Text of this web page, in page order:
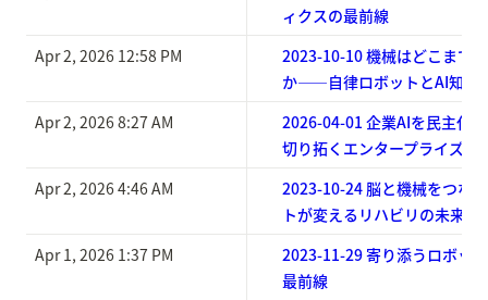
ィクスの最前線
Apr 2, 2026 12:58 PM
2023-10-10 機械はどこまで
か——自律ロボットとAI知覚
Apr 2, 2026 8:27 AM
2026-04-01 企業AIを民主化
切り拓くエンタープライズ生
Apr 2, 2026 4:46 AM
2023-10-24 脳と機械をつな
トが変えるリハビリの未来
Apr 1, 2026 1:37 PM
2023-11-29 寄り添うロボッ
最前線